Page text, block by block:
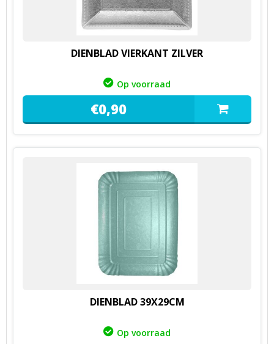
DIENBLAD VIERKANT ZILVER
Op voorraad
€0,90
DIENBLAD 39X29CM
Op voorraad